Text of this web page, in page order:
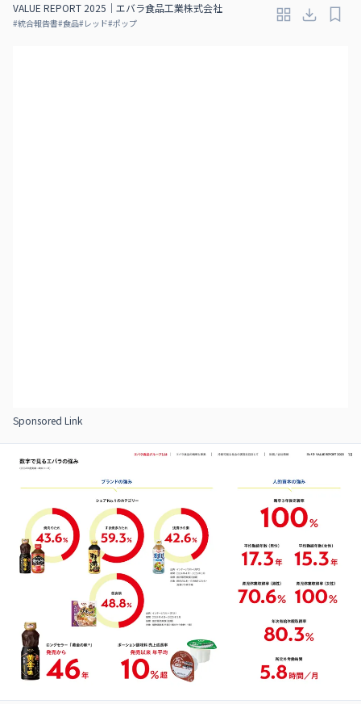
VALUE REPORT 2025｜エバラ食品工業株式会社
#統合報告書#食品#レッド#ポップ
Sponsored Link